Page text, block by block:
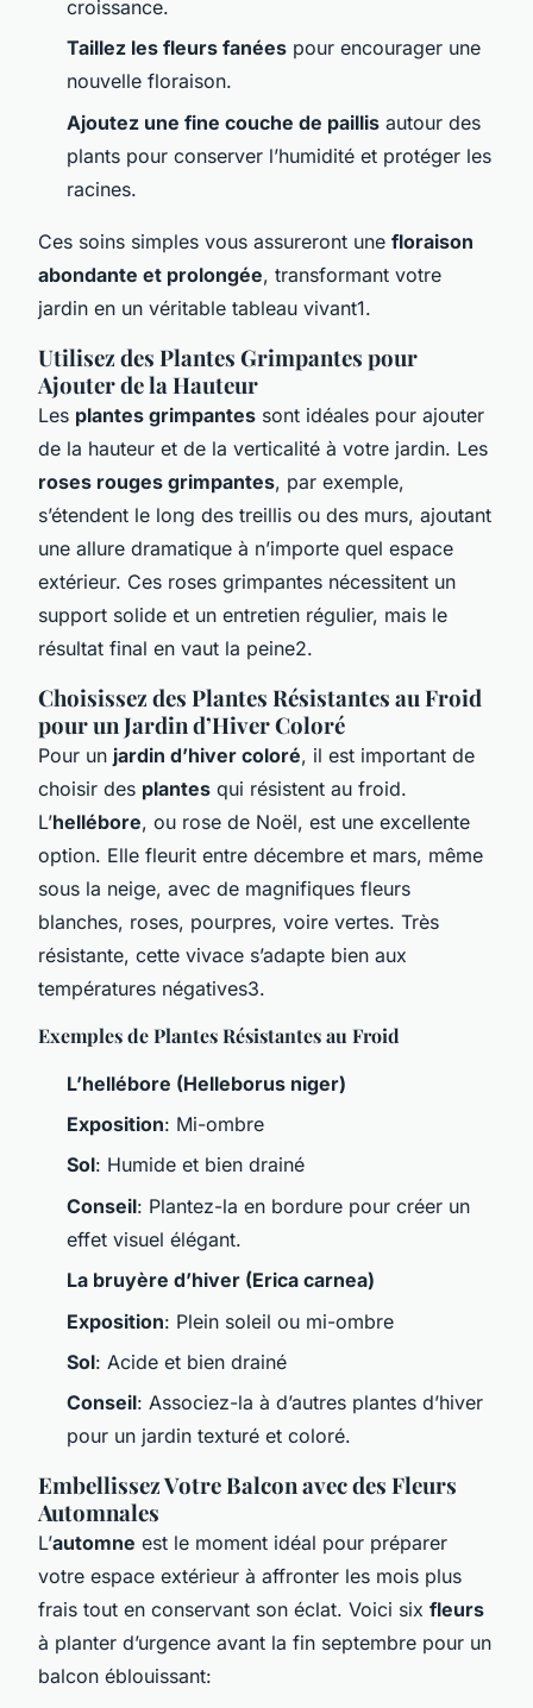
croissance.
Taillez les fleurs fanées pour encourager une
nouvelle floraison.
Ajoutez une fine couche de paillis autour des
plants pour conserver l’humidité et protéger les
racines.
Ces soins simples vous assureront une floraison
abondante et prolongée, transformant votre
jardin en un véritable tableau vivant1.
Utilisez des Plantes Grimpantes pour
Ajouter de la Hauteur
Les plantes grimpantes sont idéales pour ajouter
de la hauteur et de la verticalité à votre jardin. Les
roses rouges grimpantes, par exemple,
s’étendent le long des treillis ou des murs, ajoutant
une allure dramatique à n’importe quel espace
extérieur. Ces roses grimpantes nécessitent un
support solide et un entretien régulier, mais le
résultat final en vaut la peine2.
Choisissez des Plantes Résistantes au Froid
pour un Jardin d’Hiver Coloré
Pour un jardin d’hiver coloré, il est important de
choisir des plantes qui résistent au froid.
L’hellébore, ou rose de Noël, est une excellente
option. Elle fleurit entre décembre et mars, même
sous la neige, avec de magnifiques fleurs
blanches, roses, pourpres, voire vertes. Très
résistante, cette vivace s’adapte bien aux
températures négatives3.
Exemples de Plantes Résistantes au Froid
L’hellébore (Helleborus niger)
Exposition: Mi-ombre
Sol: Humide et bien drainé
Conseil: Plantez-la en bordure pour créer un
effet visuel élégant.
La bruyère d’hiver (Erica carnea)
Exposition: Plein soleil ou mi-ombre
Sol: Acide et bien drainé
Conseil: Associez-la à d’autres plantes d’hiver
pour un jardin texturé et coloré.
Embellissez Votre Balcon avec des Fleurs
Automnales
L’automne est le moment idéal pour préparer
votre espace extérieur à affronter les mois plus
frais tout en conservant son éclat. Voici six fleurs
à planter d’urgence avant la fin septembre pour un
balcon éblouissant: